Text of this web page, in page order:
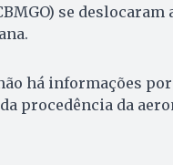
se
há informações
procedência da